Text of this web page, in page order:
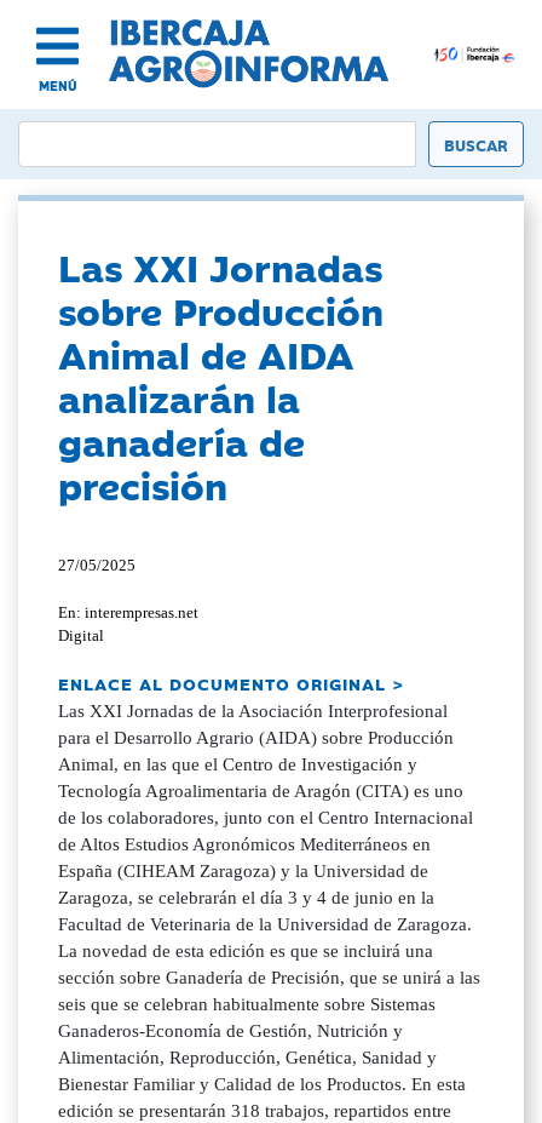
MENÚ
Las XXI Jornadas
sobre Producción
Animal de AIDA
analizarán la
ganadería de
precisión
27/05/2025
En: interempresas.net
Digital
ENLACE AL DOCUMENTO ORIGINAL >
Las XXI Jornadas de la Asociación Interprofesional
para el Desarrollo Agrario (AIDA) sobre Producción
Animal, en las que el Centro de Investigación y
Tecnología Agroalimentaria de Aragón (CITA) es uno
de los colaboradores, junto con el Centro Internacional
de Altos Estudios Agronómicos Mediterráneos en
España (CIHEAM Zaragoza) y la Universidad de
Zaragoza, se celebrarán el día 3 y 4 de junio en la
Facultad de Veterinaria de la Universidad de Zaragoza.
La novedad de esta edición es que se incluirá una
sección sobre Ganadería de Precisión, que se unirá a las
seis que se celebran habitualmente sobre Sistemas
Ganaderos-Economía de Gestión, Nutrición y
Alimentación, Reproducción, Genética, Sanidad y
Bienestar Familiar y Calidad de los Productos. En esta
edición se presentarán 318 trabajos, repartidos entre